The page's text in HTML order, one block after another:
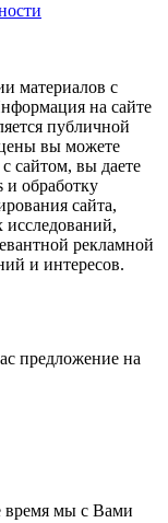
материалов с
на сайте
публичной
вы можете
сайтом, вы даете
и обработку
сайта,
исследований,
рекламной
и интересов.
предложение на
время мы с Вами